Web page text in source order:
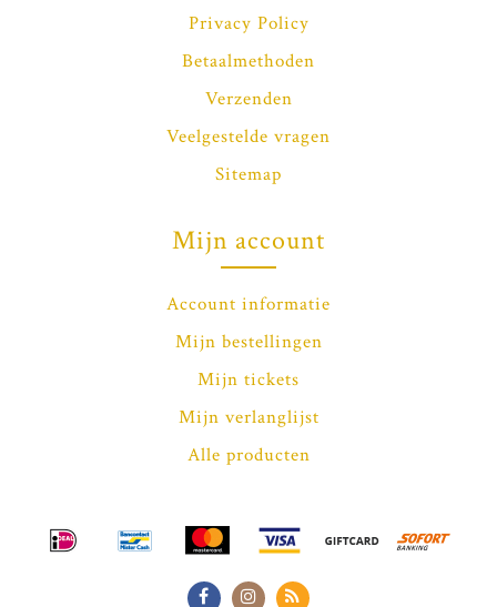
Privacy Policy
Betaalmethoden
Verzenden
Veelgestelde vragen
Sitemap
Mijn account
Account informatie
Mijn bestellingen
Mijn tickets
Mijn verlanglijst
Alle producten